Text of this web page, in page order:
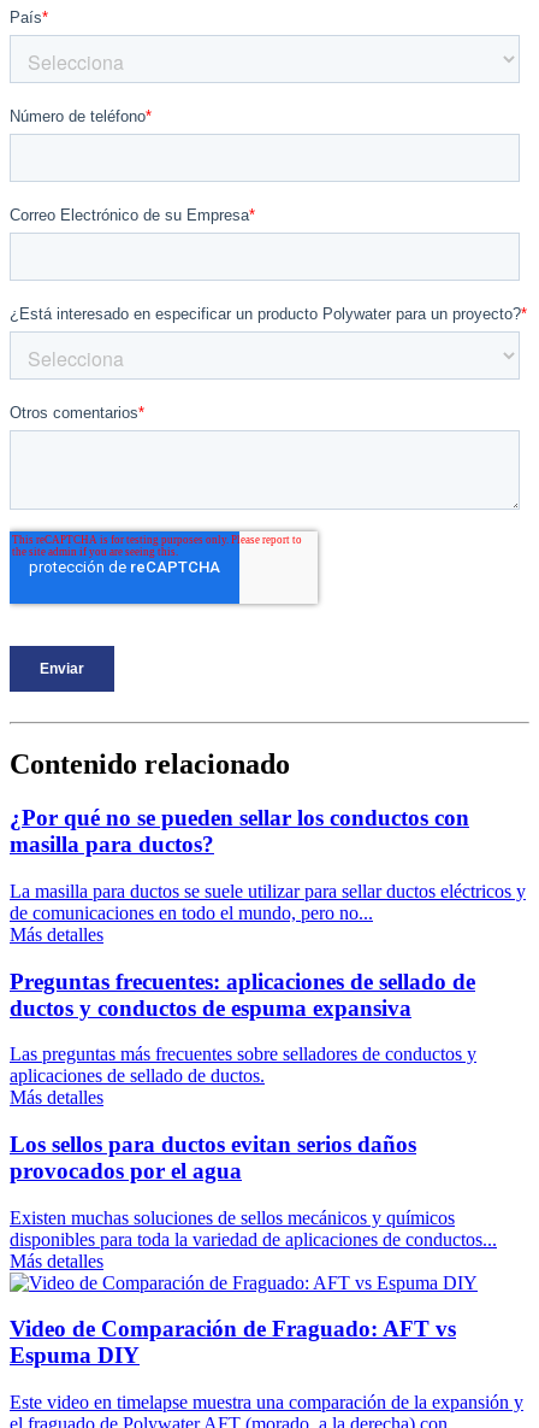
Contenido relacionado
¿Por qué no se pueden sellar los conductos con
masilla para ductos?
La masilla para ductos se suele utilizar para sellar ductos eléctricos y
de comunicaciones en todo el mundo, pero no...
Más detalles
Preguntas frecuentes: aplicaciones de sellado de
ductos y conductos de espuma expansiva
Las preguntas más frecuentes sobre selladores de conductos y
aplicaciones de sellado de ductos.
Más detalles
Los sellos para ductos evitan serios daños
provocados por el agua
Existen muchas soluciones de sellos mecánicos y químicos
disponibles para toda la variedad de aplicaciones de conductos...
Más detalles
Video de Comparación de Fraguado: AFT vs
Espuma DIY
Este video en timelapse muestra una comparación de la expansión y